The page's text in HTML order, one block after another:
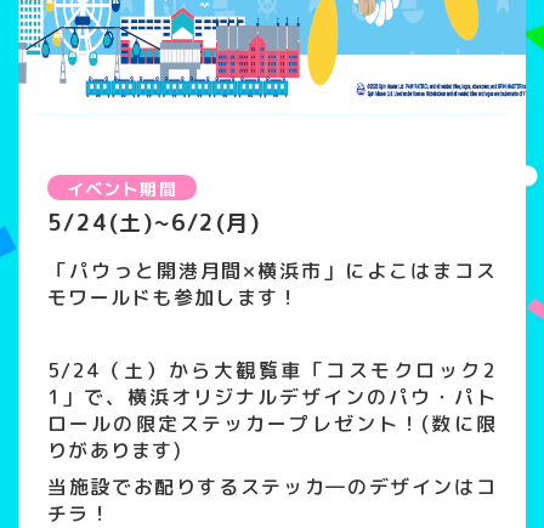
イベント期間
5/24(土)~6/2(月)
「パウっと開港月間×横浜市」によこはまコス
モワールドも参加します！
5/24（土）から大観覧車「コスモクロック2
1」で、横浜オリジナルデザインのパウ・パト
ロールの限定ステッカープレゼント！(数に限
りがあります)
当施設でお配りするステッカ―のデザインはコ
チラ！